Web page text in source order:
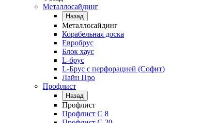
Металлосайдинг
Назад
Металлосайдинг
Корабельная доска
Евробрус
Блок хаус
L-брус
L-Брус с перфорацией (Софит)
Лайн Про
Профлист
Назад
Профлист
Профлист С 8